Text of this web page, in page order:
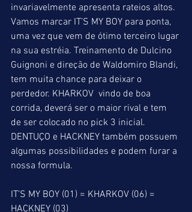
invariavelmente apresenta rateios altos.
Vamos marcar IT’S MY BOY para ponta,
uma vez que vem de ótimo terceiro lugar
na sua estréia. Treinamento de Dulcino
Guignoni e direção de Waldomiro Blandi,
tem muita chance para deixar o
perdedor. KHARKOV  vindo de boa
corrida, deverá ser o maior rival e tem
de ser colocado no pick 3 inicial.
DENTUÇO e HACKNEY também possuem
algumas possibilidades e podem furar a
nossa formula.
IT’S MY BOY (01) = KHARKOV (06) =
HACKNEY (03)